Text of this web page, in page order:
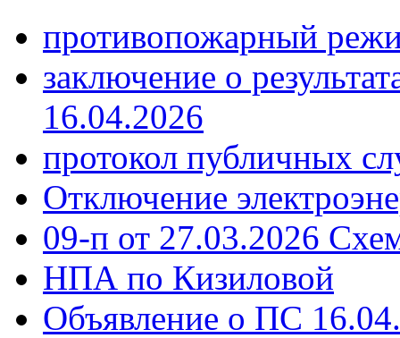
противопожарный
заключение о
16.04.2026
протокол публичных
Отключение
09-п от 27.03.2026
НПА по Кизиловой
Объявление о ПС